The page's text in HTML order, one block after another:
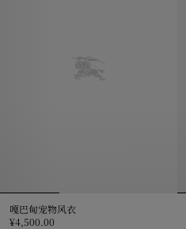
嘎巴甸宠物风衣
¥4,500.00